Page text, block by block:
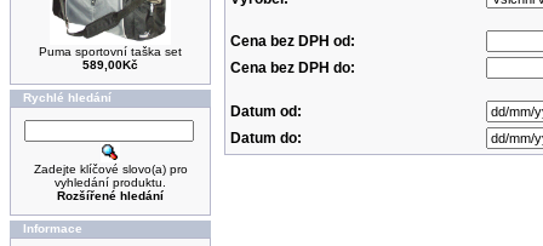
Puma sportovní taška set
589,00Kč
Rychlé hledání
Zadejte klíčové slovo(a) pro
vyhledání produktu.
Rozšířené hledání
Informace
Cena bez DPH od:
Cena bez DPH do:
Datum od:
Datum do: